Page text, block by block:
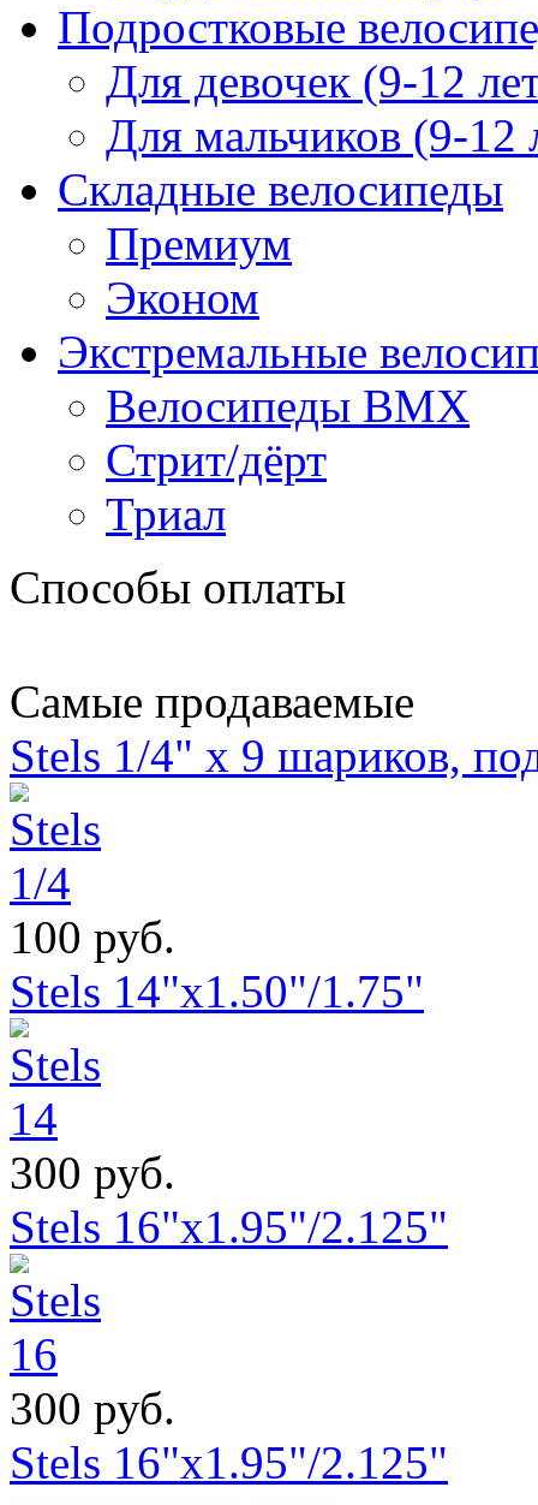
Подростковые
Для девочек (9-12
Для мальчиков (9-12
Складные велосипеды
Премиум
Эконом
Экстремальные
Велосипеды BMX
Стрит/дёрт
Триал
Способы оплаты
Самые продаваемые
Stels 1/4" х 9 шариков,
100 руб.
Stels 14"x1.50"/1.75"
300 руб.
Stels 16"x1.95"/2.125"
300 руб.
Stels 16"x1.95"/2.125"